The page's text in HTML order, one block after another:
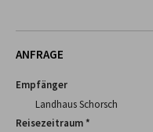
ANFRAGE
Empfänger
Landhaus Schorsch
Reisezeitraum *